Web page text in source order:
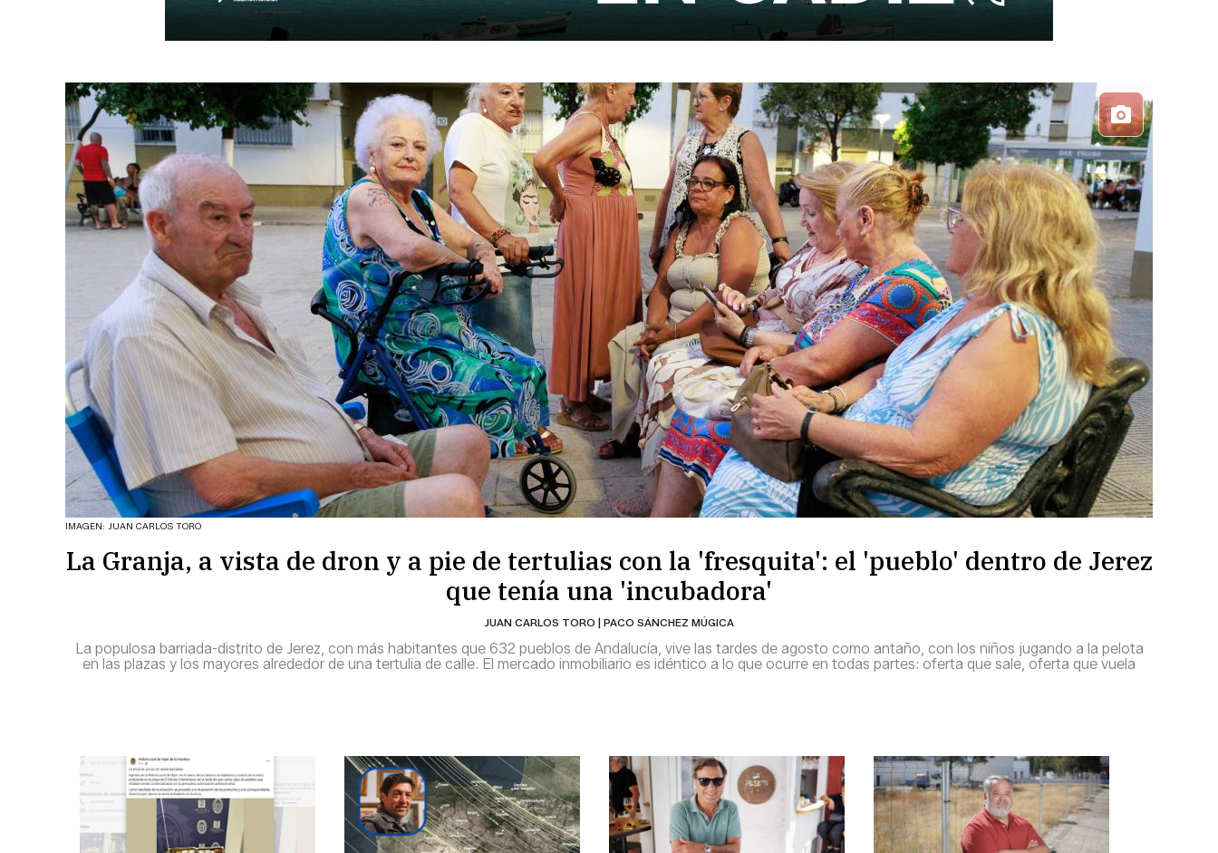
IMAGEN: JUAN CARLOS TORO
La Granja, a vista de dron y a pie de tertulias con la 'fresquita': el 'pueblo' dentro de Jerez
que tenía una 'incubadora'
JUAN CARLOS TORO | PACO SÁNCHEZ MÚGICA
La populosa barriada-distrito de Jerez, con más habitantes que 632 pueblos de Andalucía, vive las tardes de agosto como antaño, con los niños jugando a la pelota
en las plazas y los mayores alrededor de una tertulia de calle. El mercado inmobiliario es idéntico a lo que ocurre en todas partes: oferta que sale, oferta que vuela